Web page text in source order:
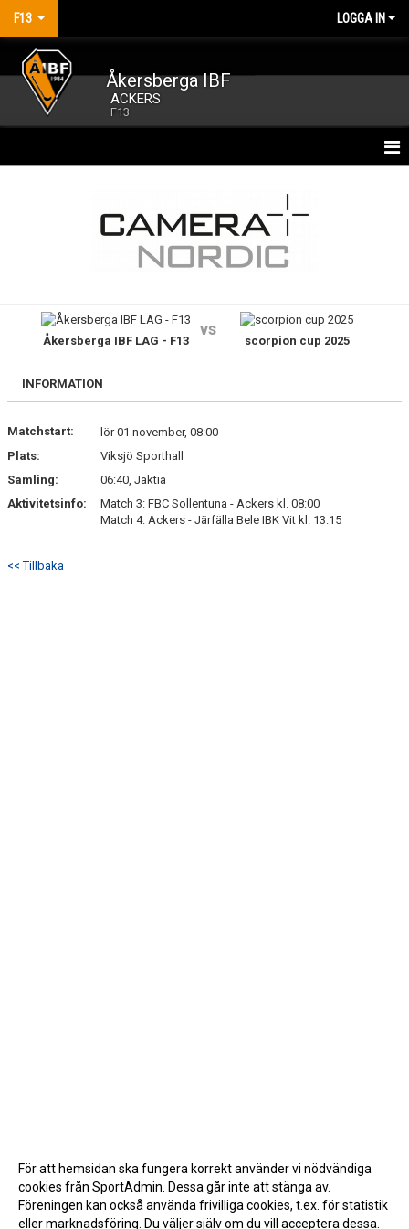
F13 LOGGA IN
Åkersberga IBF
ACKERS
F13
TRUPPEN
BILDGALLERI
KONTAKT
Åkersberga IBF LAG - F13
vs
scorpion cup 2025
INFORMATION
Matchstart:
lör 01 november, 08:00
Plats:
Viksjö Sporthall
Samling:
06:40, Jaktia
Aktivitetsinfo:
Match 3: FBC Sollentuna - Ackers kl. 08:00
Match 4: Ackers - Järfälla Bele IBK Vit kl. 13:15
<< Tillbaka
För att hemsidan ska fungera korrekt använder vi nödvändiga
cookies från SportAdmin. Dessa går inte att stänga av.
Föreningen kan också använda frivilliga cookies, t.ex. för statistik
eller marknadsföring. Du väljer själv om du vill acceptera dessa.